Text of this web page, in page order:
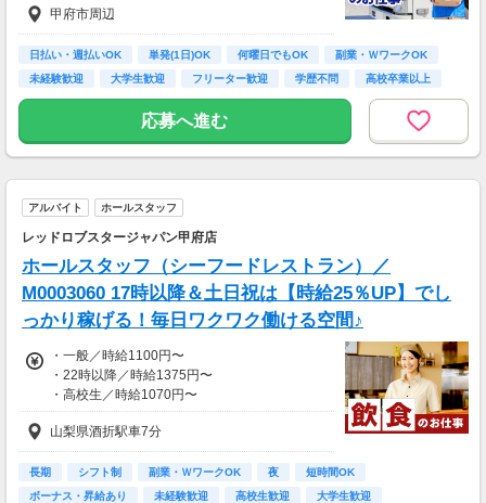
甲府市周辺
日払い・週払いOK 単発(1日)OK 何曜日でもOK
副業・ＷワークOK
未経験歓迎
大学生歓迎 フリーター歓迎 学歴不問 高校卒業以上
応募へ進む
アルバイト ホールスタッフ
レッドロブスタージャパン甲府店
ホールスタッフ（シーフードレストラン）／
M0003060 17時以降＆土日祝は【時給25％UP】でし
っかり稼げる！毎日ワクワク働ける空間♪
・一般／時給1100円〜
・22時以降／時給1375円〜
・高校生／時給1070円〜
・研修／給与変動なし
〜月収例〜
◆学校と両立！学生さん
(( 平日18:00〜21:00 ))
山梨県酒折駅車7分
長期 シフト制 副業・ＷワークOK 夜
短時間OK
ボーナス・昇給あり
未経験歓迎 高校生歓迎 大学生歓迎